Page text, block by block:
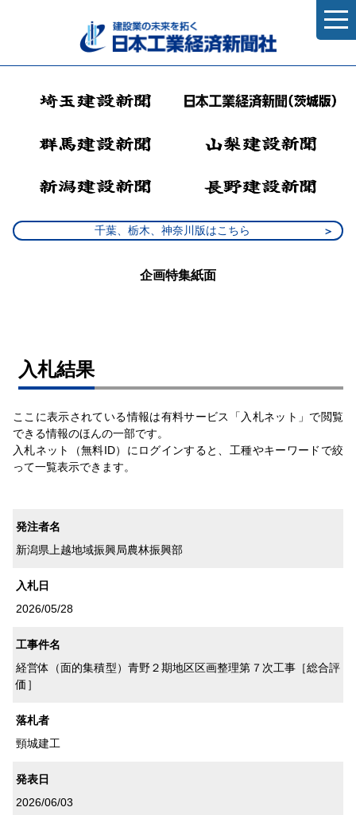
千葉、栃木、神奈川版はこちら
企画特集紙面
⼊札結果
ここに表示されている情報は有料サービス「入札ネット」で閲覧
できる情報のほんの一部です。
入札ネット（無料ID）にログインすると、工種やキーワードで絞
って一覧表示できます。
発注者名
新潟県上越地域振興局農林振興部
入札日
2026/05/28
工事件名
経営体（面的集積型）青野２期地区区画整理第７次工事［総合評
価］
落札者
頸城建工
発表日
2026/06/03